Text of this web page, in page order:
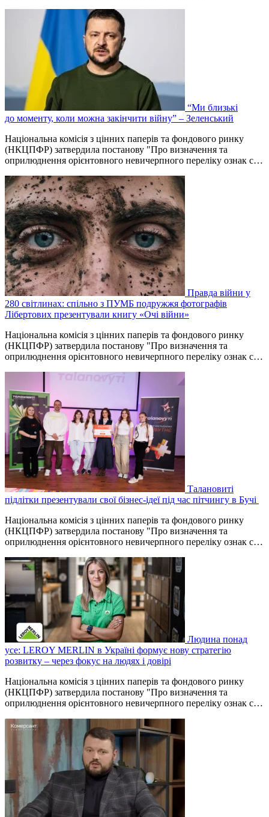
“Ми близькі
до моменту, коли можна закінчити війну” – Зеленський
Національна комісія з цінних паперів та фондового ринку
(НКЦПФР) затвердила постанову "Про визначення та
оприлюднення орієнтовного невичерпного переліку ознак с…
Правда війни у
280 світлинах: спільно з ПУМБ подружжя фотографів
Лібертових презентували книгу «Очі війни»
Національна комісія з цінних паперів та фондового ринку
(НКЦПФР) затвердила постанову "Про визначення та
оприлюднення орієнтовного невичерпного переліку ознак с…
Талановиті
підлітки презентували свої бізнес-ідеї під час пітчингу в Бучі
Національна комісія з цінних паперів та фондового ринку
(НКЦПФР) затвердила постанову "Про визначення та
оприлюднення орієнтовного невичерпного переліку ознак с…
Людина понад
усе: LEROY MERLIN в Україні формує нову стратегію
розвитку – через фокус на людях і довірі
Національна комісія з цінних паперів та фондового ринку
(НКЦПФР) затвердила постанову "Про визначення та
оприлюднення орієнтовного невичерпного переліку ознак с…